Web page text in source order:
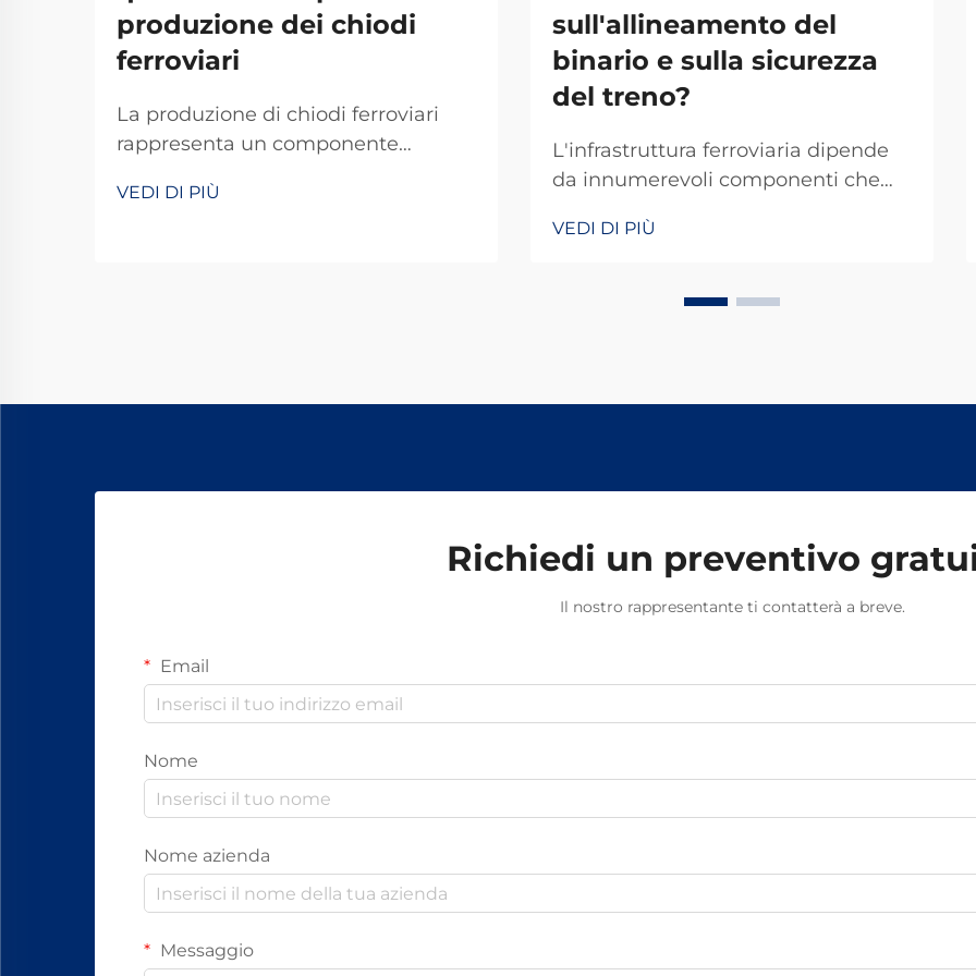
produzione dei chiodi
ferroviari
La produzione di chiodi ferroviari
rappresenta un componente
infrastrutture ferroviarie,
VEDI DI PIÙ
sull'allineamento del
binario e sulla sicurezza
del treno?
L'infrastruttura ferroviaria dipende
da innumerevoli componenti che
operazioni ferroviarie sicure ed
fondamentali, la spina per rotaie
VEDI DI PIÙ
Richiedi un preventivo
Il nostro rappresentante ti contatterà a breve.
Email
Nome
Nome azienda
Messaggio